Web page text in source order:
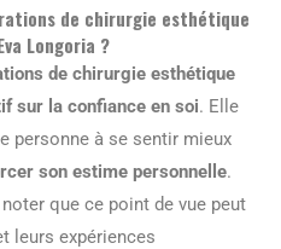
de chirurgie esthétique
Longoria ?
de chirurgie esthétique
sur la confiance en soi. Elle
personne à se sentir mieux
son estime personnelle.
que ce point de vue peut
leurs expériences